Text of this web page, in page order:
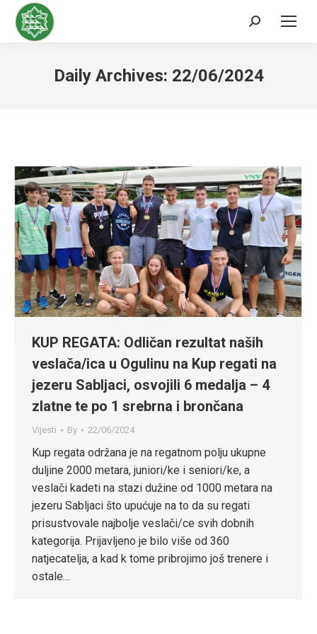
Search:
Daily Archives: 22/06/2024
KUP REGATA: Odličan rezultat naših
veslača/ica u Ogulinu na Kup regati na
jezeru Sabljaci, osvojili 6 medalja – 4
zlatne te po 1 srebrna i brončana
Vijesti By 22/06/2024
Kup regata održana je na regatnom polju ukupne
duljine 2000 metara, juniori/ke i seniori/ke, a
veslači kadeti na stazi dužine od 1000 metara na
jezeru Sabljaci što upućuje na to da su regati
prisustvovale najbolje veslači/ce svih dobnih
kategorija. Prijavljeno je bilo više od 360
natjecatelja, a kad k tome pribrojimo još trenere i
ostale…